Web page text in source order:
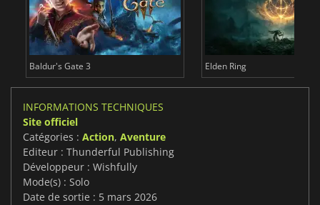
Baldur's Gate 3 Elden Ring
INFORMATIONS TECHNIQUES
Site officiel
Catégories : Action, Aventure
Editeur : Thunderful Publishing
Développeur : Wishfully
Mode(s) : Solo
Date de sortie : 5 mars 2026